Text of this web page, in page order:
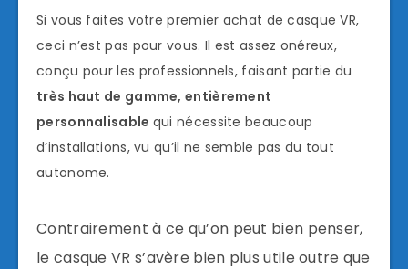
Si vous faites votre premier achat de casque VR,
ceci n’est pas pour vous. Il est assez onéreux,
conçu pour les professionnels, faisant partie du
très haut de gamme, entièrement
personnalisable qui nécessite beaucoup
d’installations, vu qu’il ne semble pas du tout
autonome.
Contrairement à ce qu’on peut bien penser,
le casque VR s’avère bien plus utile outre que